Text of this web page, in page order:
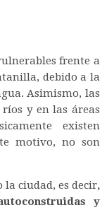
frente a
debido a la
Asimismo, las
y en las áreas
existen
motivo, no son
la ciudad, es decir,
y